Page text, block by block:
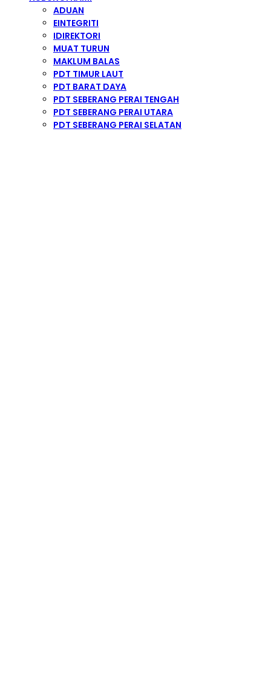
ADUAN
EINTEGRITI
IDIREKTORI
MUAT TURUN
MAKLUM BALAS
PDT TIMUR LAUT
PDT BARAT DAYA
PDT SEBERANG PERAI TENGAH
PDT SEBERANG PERAI UTARA
PDT SEBERANG PERAI SELATAN